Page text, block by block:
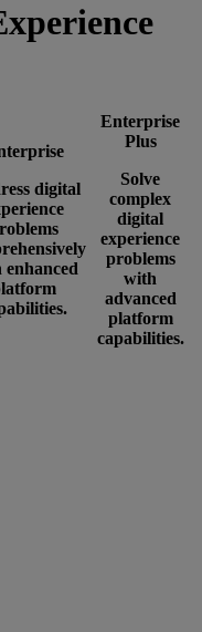
digital
enhanced
Enterprise
Plus
Solve
complex
digital
experience
problems
with
advanced
platform
capabilities.